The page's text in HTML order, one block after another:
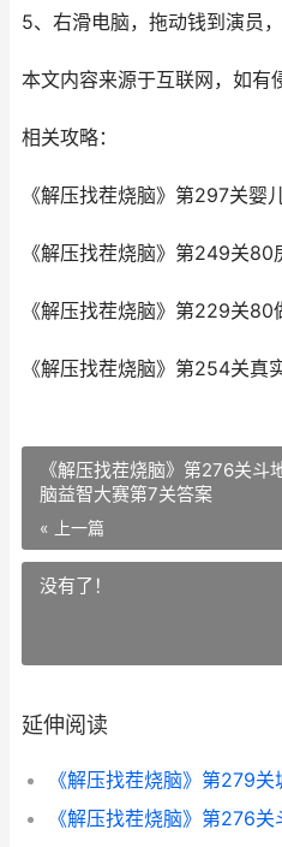
5、右滑电脑，拖动钱到演员
本文内容来源于互联网，如有
相关攻略：
《解压找茬烧脑》第297关婴
《解压找茬烧脑》第249关80
《解压找茬烧脑》第229关80
《解压找茬烧脑》第254关真
《解压找茬烧脑》第276关
脑益智大赛第7关答案
« 上一篇
没有了！
延伸阅读